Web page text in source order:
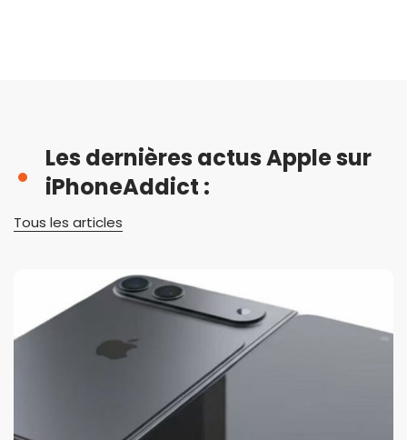
Les dernières actus Apple sur
iPhoneAddict :
Tous les articles